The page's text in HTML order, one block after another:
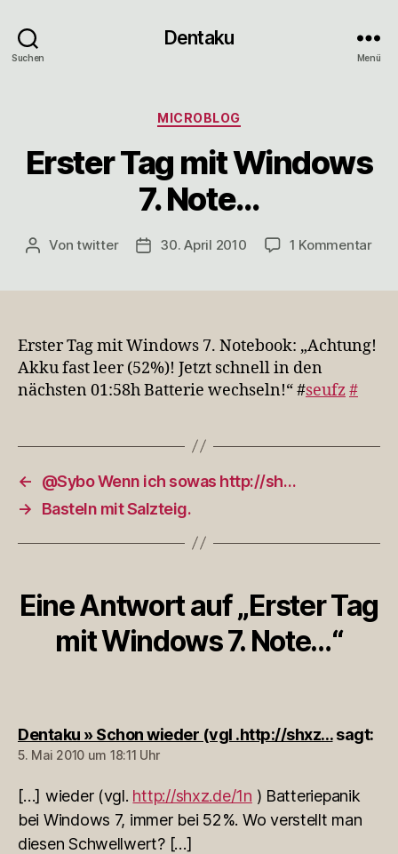
Suchen
Dentaku
Menü
Kategorien
MICROBLOG
Erster Tag mit Windows
7. Note…
Beitragsautor
Vontwitter Veröffentlichungsdatum
30. April 2010 1 Kommentarzu
7.
Erster Tag mit Windows 7. Notebook: „Achtung!
Akku fast leer (52%)! Jetzt schnell in den
nächsten 01:58h Batterie wechseln!“ #seufz#
←
@Sybo Wenn ich sowas http://sh…
→
Basteln mit Salzteig.
Eine Antwort auf „Erster Tag
mit Windows 7. Note…“
Dentaku » Schon wieder (vgl .http://shxz… sagt:
5. Mai 2010 um 18:11 Uhr
[…] wieder (vgl. http://shxz.de/1n ) Batteriepanik
bei Windows 7, immer bei 52%. Wo verstellt man
diesen Schwellwert? […]